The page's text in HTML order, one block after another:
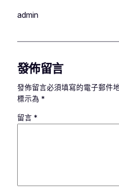
admin
發佈留言
發佈留言必須填寫的電子郵件
標示為 *
留言 *